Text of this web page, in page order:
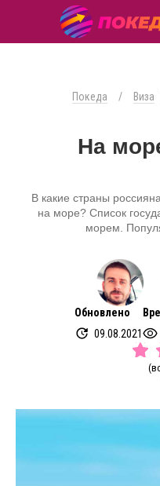
Покеда / Виза
На
В какие страны
на море? Список
морем.
Обновлено
09.08.2021